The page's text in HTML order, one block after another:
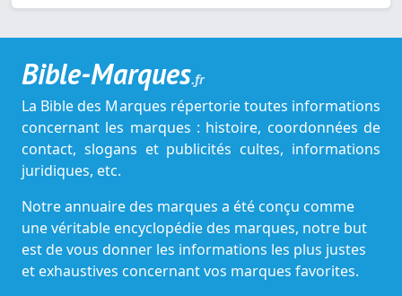
Bible-Marques.fr
La Bible des Marques répertorie toutes informations
concernant les marques : histoire, coordonnées de
contact, slogans et publicités cultes, informations
juridiques, etc.
Notre annuaire des marques a été conçu comme
une véritable encyclopédie des marques, notre but
est de vous donner les informations les plus justes
et exhaustives concernant vos marques favorites.